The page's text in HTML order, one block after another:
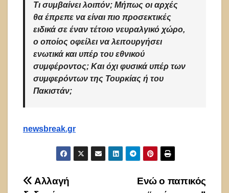
Τι συμβαίνει λοιπόν; Μήπως οι αρχές
θα έπρεπε να είναι πιο προσεκτικές
ειδικά σε έναν τέτοιο νευραλγικό χώρο,
ο οποίος οφείλει να λειτουργήσει
ενωτικά και υπέρ του εθνικού
συμφέροντος; Και όχι φυσικά υπέρ των
συμφερόντων της Τουρκίας ή του
Πακιστάν;
newsbreak.gr
Πλοήγηση
Eνώ ο παπικός
Aλλαγή